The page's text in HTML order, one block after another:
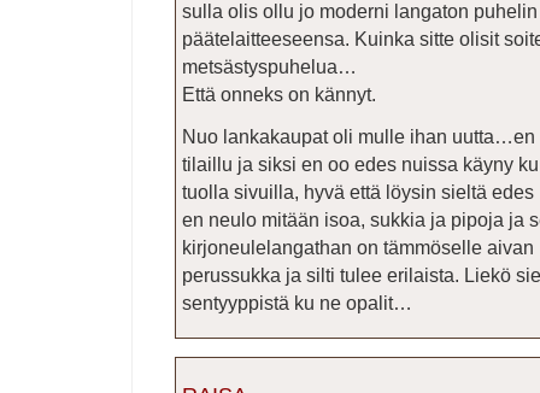
sulla olis ollu jo moderni langaton
päätelaitteeseensa. Kuinka sitte olisit
metsästyspuhelua…
Että onneks on kännyt.
Nuo lankakaupat oli mulle ihan
tilaillu ja siksi en oo edes nuissa käyny
tuolla sivuilla, hyvä että löysin sieltä
en neulo mitään isoa, sukkia ja pipoja ja
kirjoneulelangathan on tämmöselle
perussukka ja silti tulee erilaista. Liekö
sentyyppistä ku ne opalit…